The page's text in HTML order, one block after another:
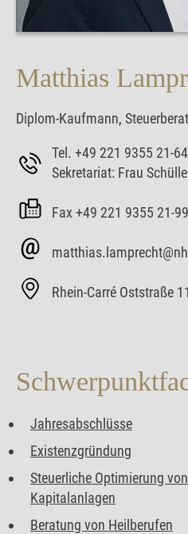
Matthias
Diplom-Kaufmann,
Tel. +49 221 9355 21-64
Sekretariat: Frau
Fax +49 221 9355 21-99
Rhein-Carré Oststraße
Jahresabschlüsse
Existenzgründung
Steuerliche Optimierung
Kapitalanlagen
Beratung von Heilberufen